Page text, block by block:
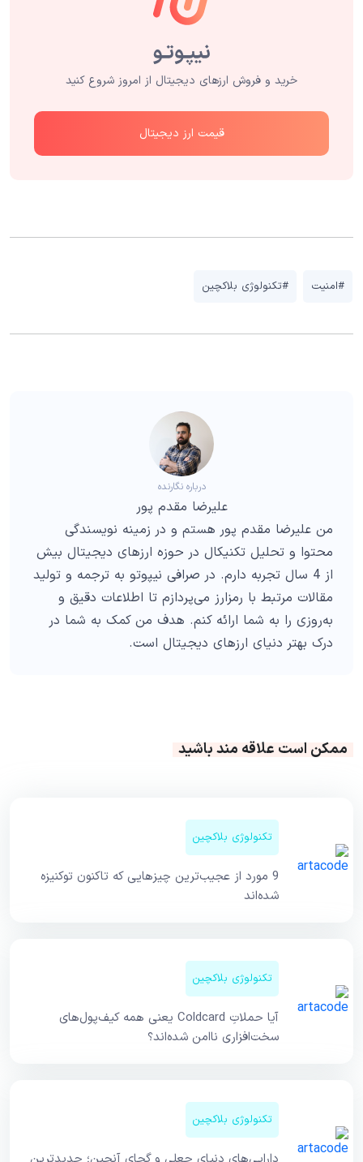
خرید و فروش ارزهای دیجیتال از امروز شروع کنید
قیمت ارز دیجیتال
#امنیت #تکنولوژی بلاکچین
درباره نگارنده
علیرضا مقدم پور
من علیرضا مقدم پور هستم و در زمینه نویسندگی
محتوا و تحلیل تکنیکال در حوزه ارزهای دیجیتال بیش
از 4 سال تجربه دارم. در صرافی نیپوتو به ترجمه و تولید
مقالات مرتبط با رمزارز می‌پردازم تا اطلاعات دقیق و
به‌روزی را به شما ارائه کنم. هدف من کمک به شما در
درک بهتر دنیای ارزهای دیجیتال است.
ممکن است علاقه مند باشید
تکنولوژی بلاکچین
9 مورد از عجیب‌ترین چیزهایی که تاکنون توکنیزه
شده‌اند
تکنولوژی بلاکچین
آیا حملاتِ Coldcard یعنی همه کیف‌پول‌های
سخت‌افزاری ناامن شده‌اند؟
تکنولوژی بلاکچین